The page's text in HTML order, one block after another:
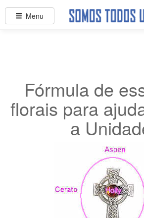
Fórmula de
florais para
a
Menu